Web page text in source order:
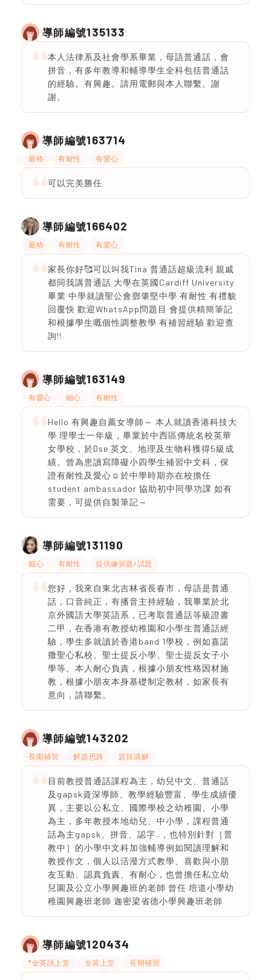
導師編號135133
本人法律系及社會學系畢業，母語普通話，會
拼音，有多年教導和輔導學生全科包括普通話
的經驗。有興趣。請用電郵與本人聯繫。謝
謝。
導師編號163714
嚴格 有耐性 有愛心
可以完美勝任
導師編號166402
嚴格 有耐性 有愛心
家長你好🥰可以叫我Tina 普通話超級流利 親戚
都同我講普通話 大學在英國Cardiff University
畢業 中學就讀聖公會鄧肇堅中學 有耐性 有禮貌
回覆快 歡迎WhatsApp問題目 會提供精簡筆記
和根據學生嘅個性調整教學 有補習經驗 歡迎查
詢!!
導師編號163149
有愛心 細心 有耐性
Hello 有興趣自薦女導師～ 本人就讀香港科技大
學 理學士一年級，畢業於中西區傳統名校英華
女學校，於Dse 英文、地理及生物科獲得5級成
績。曾為患讀寫障礙小四學生補習中文科，保
證有耐性及愛心☺️於中學時期亦在校擔任
student ambassador 協助初中同學功課 如有
需要，可提供自製筆記～
導師編號131190
細心 有耐性 提供練習題/試題
您好，我來自東北吉林省長春市，母語是普通
話，口音純正，有播音主持經驗，我畢業於北
京外國語大學英語系，已考取普通話等級證書
二甲，在香港有教授幼稚園和小學生普通話經
驗，學生多就讀於香港band 1學校，例如嘉諾
撒聖心私校、聖士提反小學、聖士提反女子小
學等。本人耐心負責，根據小朋友性格因材施
教，根據小朋友本身基礎制定教材，如家長有
意向，請聯繫。
導師編號143202
長期補習 解題思路 題目講解
目前教授普通話課程為主，幼兒中文、普通話
及gapsk資深導師、教學經驗豐富、學生成績優
異，主要以公私立、國際學校之幼稚園、小學
為主，多年教授本地幼兒、中小學，課程普通
話為主gapsk、拼音、認字..，也特別針對［普
教中］的小學中文科加強輔導例如閱讀理解和
教授作文，個人以活潑方式教學、喜歡與小朋
友互動、認真負責、有耐心，也曾擔任私立幼
兒園及公立小學興趣班的老師 曾任 培道小學幼
稚園興趣班老師 迦密梁省德小學興趣班老師
導師編號120434
*全英語上堂 全英上堂 長期補習